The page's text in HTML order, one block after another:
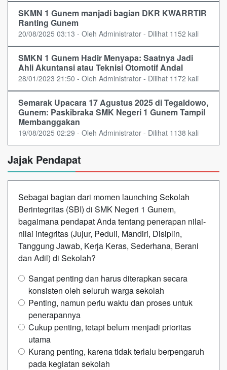
SKMN 1 Gunem manjadi bagian DKR KWARRTIR
Ranting Gunem
20/08/2025 03:13 - Oleh Administrator - Dilihat 1152 kali
SMKN 1 Gunem Hadir Menyapa: Saatnya Jadi
Ahli Akuntansi atau Teknisi Otomotif Andal
28/01/2023 21:50 - Oleh Administrator - Dilihat 1172 kali
Semarak Upacara 17 Agustus 2025 di Tegaldowo,
Gunem: Paskibraka SMK Negeri 1 Gunem Tampil
Membanggakan
19/08/2025 02:29 - Oleh Administrator - Dilihat 1138 kali
Jajak Pendapat
Sebagai bagian dari momen launching Sekolah
Berintegritas (SBI) di SMK Negeri 1 Gunem,
bagaimana pendapat Anda tentang penerapan nilai-
nilai integritas (Jujur, Peduli, Mandiri, Disiplin,
Tanggung Jawab, Kerja Keras, Sederhana, Berani
dan Adil) di Sekolah?
Sangat penting dan harus diterapkan secara
konsisten oleh seluruh warga sekolah
Penting, namun perlu waktu dan proses untuk
penerapannya
Cukup penting, tetapi belum menjadi prioritas
utama
Kurang penting, karena tidak terlalu berpengaruh
pada kegiatan sekolah